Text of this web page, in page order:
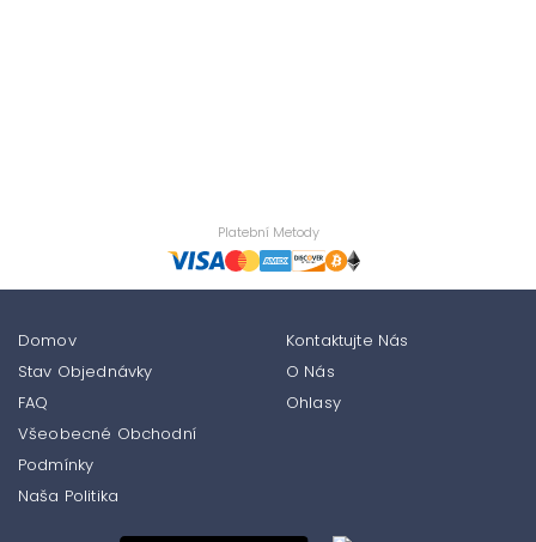
Platební Metody
Domov
Stav Objednávky
FAQ
Kontaktujte Nás
O Nás
Ohlasy
Všeobecné Obchodní
Podmínky
Naša Politika